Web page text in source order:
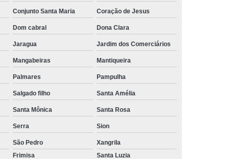
Conjunto Santa Maria Coração de Jesus
Dom cabral Dona Clara
Jaragua Jardim dos Comerciários
Mangabeiras Mantiqueira
Palmares Pampulha
Salgado filho Santa Amélia
Santa Mônica Santa Rosa
Serra Sion
São Pedro
Xangrila
Frimisa Santa Luzia